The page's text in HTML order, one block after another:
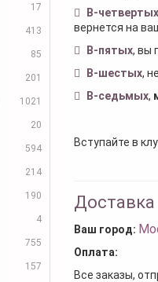
17
413
85
201
1021
20
594
214
190
4
755
157
В-четвертых
вернется на
В-пятых, вы
В-шестых,
В-седьмых,
Вступайте в
Доставка
Ваш город:
Оплата:
Все заказы,